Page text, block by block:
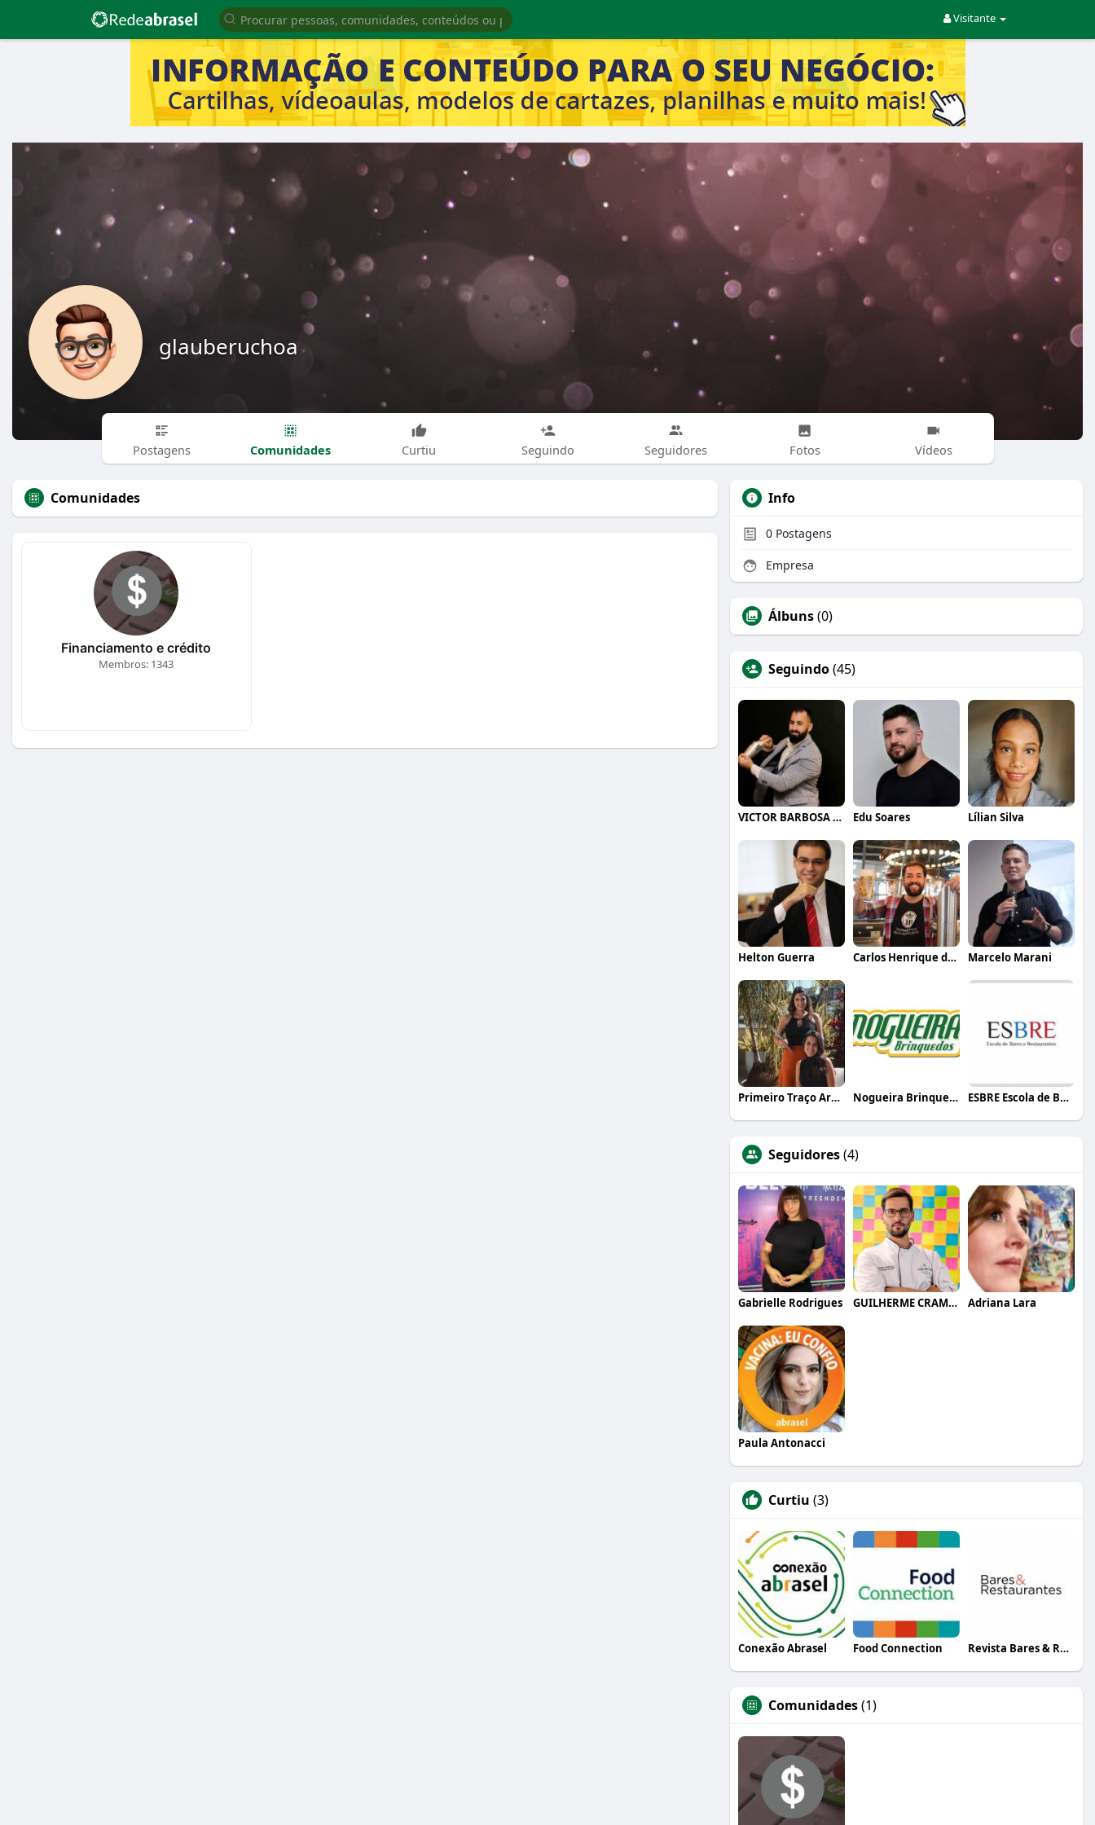
Visitante
glauberuchoa
Postagens Comunidades Curtiu Seguindo Seguidores Fotos Vídeos
Comunidades
Financiamento e crédito
Membros: 1343
Info
0 Postagens
Empresa
Álbuns(0)
Seguindo(45)
VICTOR BARBOSA QUARANTA Edu Soares Lílian Silva
Helton Guerra Carlos Henrique de Faria Vasconcelos Marcelo Marani
Primeiro Traço Arquitetura Nogueira Brinquedos ESBRE Escola de Bares e Restaurantes
Seguidores(4)
Gabrielle Rodrigues GUILHERME CRAMER BALLE Adriana Lara
Paula Antonacci
Curtiu (3)
Conexão Abrasel Food Connection Revista Bares & Restaurantes
Comunidades(1)